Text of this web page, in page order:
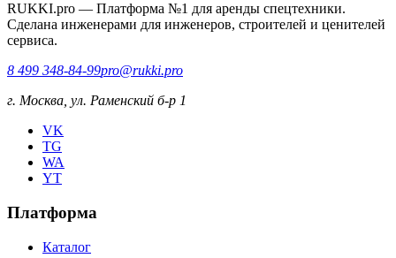
RUKKI.pro — Платформа №1 для аренды спецтехники.
Сделана инженерами для инженеров, строителей и ценителей
сервиса.
8 499 348-84-99pro@rukki.pro
г. Москва, ул. Раменский б-р 1
VK
TG
WA
YT
Платформа
Каталог